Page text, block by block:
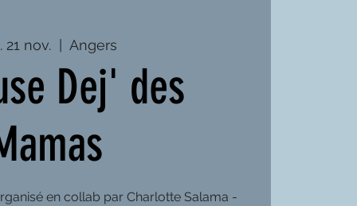
21 nov.
  |
Angers
Dej' des
en collab par Charlotte Salama -